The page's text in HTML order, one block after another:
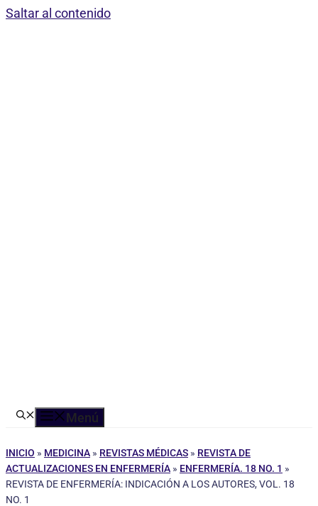
Saltar al contenido
Menú
INICIO » MEDICINA » REVISTAS MÉDICAS » REVISTA DE
ACTUALIZACIONES EN ENFERMERÍA » ENFERMERÍA. 18 NO. 1 »
REVISTA DE ENFERMERÍA: INDICACIÓN A LOS AUTORES, VOL. 18
NO. 1